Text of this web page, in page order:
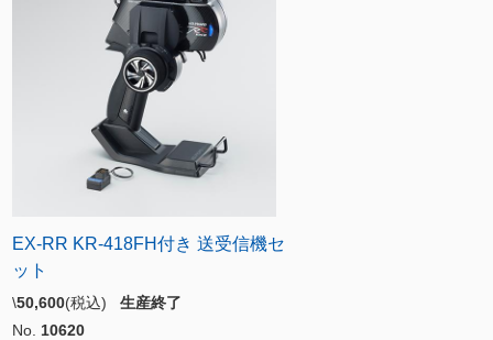
EX-RR KR-418FH付き 送受信機セ
ット
\50,600(税込) 生産終了
No. 10620